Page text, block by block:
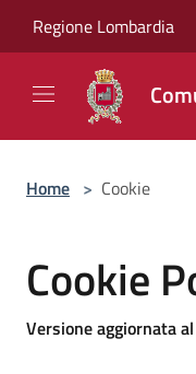
Regione Lombardia
Home > Cookie
Cookie
Versione aggiornata